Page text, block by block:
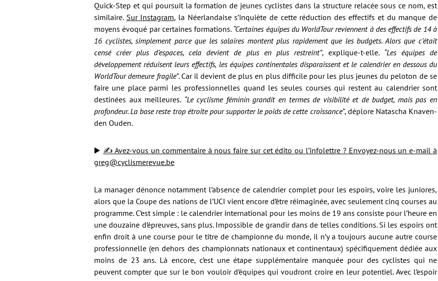
Quick-Step et qui poursuit la formation de jeunes cyclistes dans la structure relacée sous ce nom, est
similaire. Sur Instagram, la Néerlandaise s’inquiète de cette réduction des effectifs et du manque de
moyens évoqué par certaines formations. “Certaines équipes du WorldTour reviennent à des effectifs de 14 à
16 cyclistes, simplement parce que les salaires montent plus rapidement que les budgets. Alors que c’était
censé créer plus d’espaces, cela devient de plus en plus restreint”, explique-t-elle. “Les équipes de
développement réduisent leurs effectifs, les équipes continentales disparaissent et le calendrier en dessous du
WorldTour demeure fragile”. Car il devient de plus en plus difficile pour les plus jeunes du peloton de se
faire une place parmi les professionnelles quand les seules courses qui restent au calendrier sont
destinées aux meilleures. “Le cyclisme féminin grandit en termes de visibilité et de budget, mais pas en
profondeur. La base reste trop étroite pour supporter le poids de cette croissance”, déplore Natascha Knaven-
den Ouden.
▶️ ✍ Avez-vous un commentaire à nous faire sur cet édito ou l’infolettre ? Envoyez-nous un e-mail à
greg@cyclismerevue.be
La manager dénonce notamment l’absence de calendrier complet pour les espoirs, voire les juniores,
alors que la Coupe des nations de l’UCI vient encore d’être réimaginée, avec seulement cinq courses au
programme. C’est simple : le calendrier international pour les moins de 19 ans consiste pour l’heure en
une douzaine d’épreuves, sans plus. Impossible de grandir dans de telles conditions. Si les espoirs ont
enfin droit à une course pour le titre de championne du monde, il n’y a toujours aucune autre course
professionnelle (en dehors des championnats nationaux et continentaux) spécifiquement dédiée aux
moins de 23 ans. Là encore, c’est une étape supplémentaire manquée pour des cyclistes qui ne
peuvent compter que sur le bon vouloir d’équipes qui voudront croire en leur potentiel. Avec l’espoir